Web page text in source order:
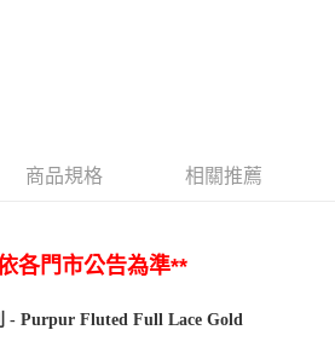
商品規格 相關推薦
各門市公告為準**
- Purpur Fluted Full Lace Gold